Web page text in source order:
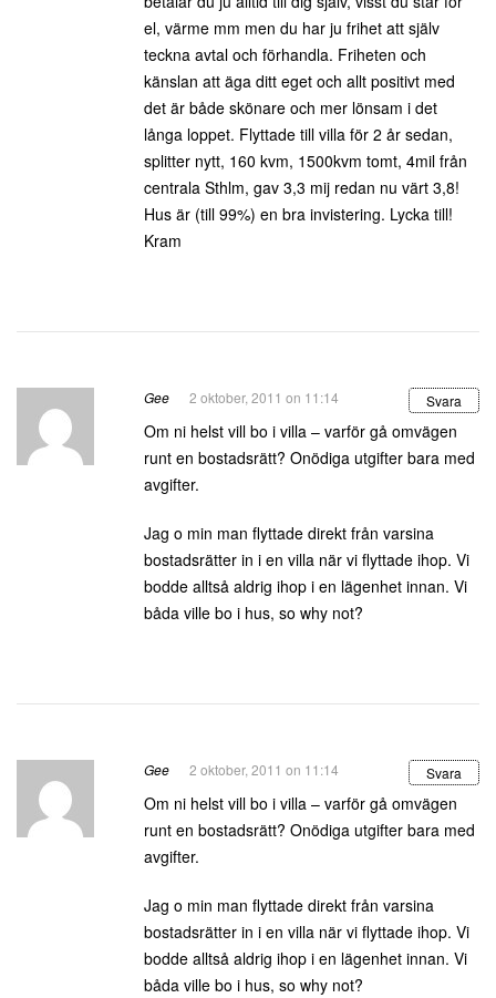
el, värme mm men du har ju frihet att själv
teckna avtal och förhandla. Friheten och
känslan att äga ditt eget och allt positivt med
det är både skönare och mer lönsam i det
långa loppet. Flyttade till villa för 2 år sedan,
splitter nytt, 160 kvm, 1500kvm tomt, 4mil från
centrala Sthlm, gav 3,3 mij redan nu värt 3,8!
Hus är (till 99%) en bra invistering. Lycka till!
Kram
Gee 2 oktober, 2011 on 11:14 Svara
Om ni helst vill bo i villa – varför gå omvägen
runt en bostadsrätt? Onödiga utgifter bara med
avgifter.
Jag o min man flyttade direkt från varsina
bostadsrätter in i en villa när vi flyttade ihop. Vi
bodde alltså aldrig ihop i en lägenhet innan. Vi
båda ville bo i hus, so why not?
Gee 2 oktober, 2011 on 11:14 Svara
Om ni helst vill bo i villa – varför gå omvägen
runt en bostadsrätt? Onödiga utgifter bara med
avgifter.
Jag o min man flyttade direkt från varsina
bostadsrätter in i en villa när vi flyttade ihop. Vi
bodde alltså aldrig ihop i en lägenhet innan. Vi
båda ville bo i hus, so why not?